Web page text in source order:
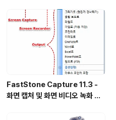
FastStone Capture 11.3 -
화면 캡처 및 화면 비디오 녹화 도